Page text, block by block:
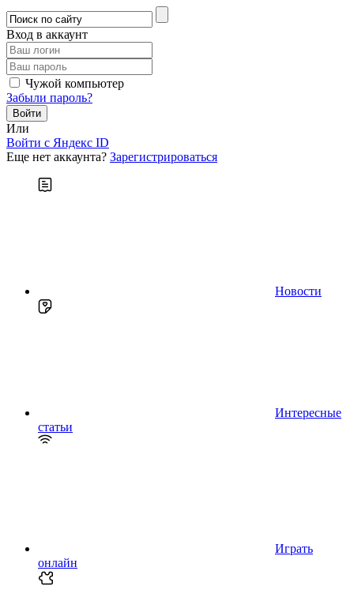
Вход в аккаунт
Чужой компьютер
Забыли пароль?
Или
Войти c Яндекс ID
Еще нет аккаунта? Зарегистрироваться
Новости
Интересные
статьи
Играть
онлайн